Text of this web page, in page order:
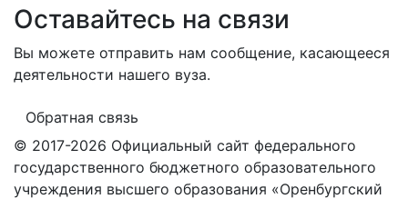
Оставайтесь на связи
Вы можете отправить нам сообщение, касающееся
деятельности нашего вуза.
Обратная связь
© 2017-2026 Официальный сайт федерального
государственного бюджетного образовательного
учреждения высшего образования «Оренбургский